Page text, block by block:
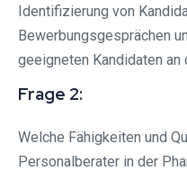
Identifizierung von
Bewerbungsgesprächen
geeigneten Kandidaten an
Frage 2:
Welche Fähigkeiten und
Personalberater in der